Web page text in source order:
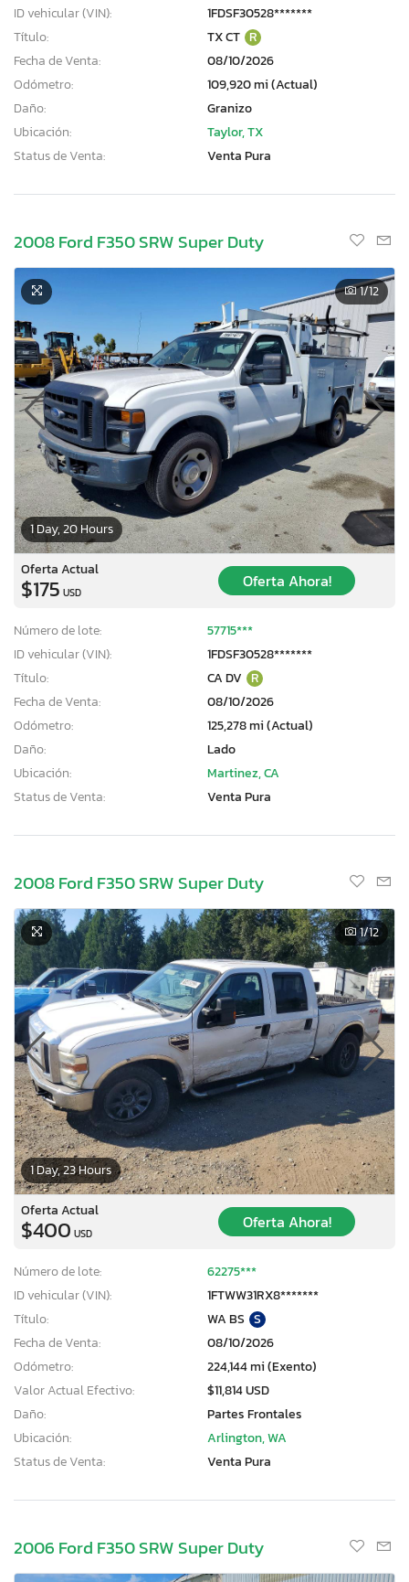
ID vehicular (VIN):
1FDSF30528*******
Título:
TX CT R
Fecha de Venta:
08/10/2026
Odómetro:
109,920 mi (Actual)
Daño:
Granizo
Ubicación:
Taylor, TX
Status de Venta:
Venta Pura
2008 Ford F350 SRW Super Duty
1 Day, 20 Hours
1/12
Oferta Actual
$175 USD
Oferta Ahora!
Número de lote:
57715***
ID vehicular (VIN):
1FDSF30528*******
Título:
CA DV R
Fecha de Venta:
08/10/2026
Odómetro:
125,278 mi (Actual)
Daño:
Lado
Ubicación:
Martinez, CA
Status de Venta:
Venta Pura
2008 Ford F350 SRW Super Duty
1 Day, 23 Hours
1/12
Oferta Actual
$400 USD
Oferta Ahora!
Número de lote:
62275***
ID vehicular (VIN):
1FTWW31RX8*******
Título:
WA BS S
Fecha de Venta:
08/10/2026
Odómetro:
224,144 mi (Exento)
Valor Actual Efectivo:
$11,814 USD
Daño:
Partes Frontales
Ubicación:
Arlington, WA
Status de Venta:
Venta Pura
2006 Ford F350 SRW Super Duty